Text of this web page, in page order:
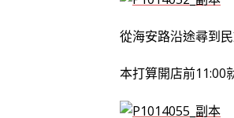
從海安路沿途尋到
本打算開店前11:00